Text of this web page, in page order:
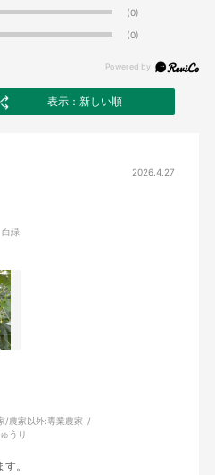
(0)
(0)
表示：新しい順
2026.4.27
緑
/農家以外:専業農家
うり
。